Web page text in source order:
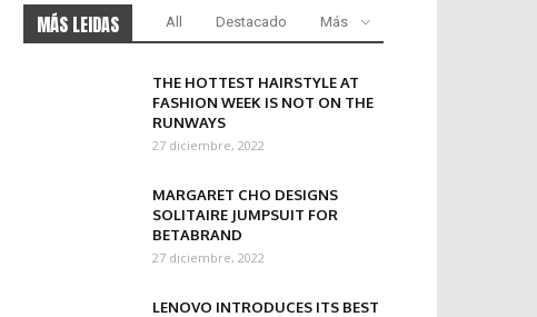
MÁS LEIDAS All Destacado Más
THE HOTTEST HAIRSTYLE AT
FASHION WEEK IS NOT ON THE
RUNWAYS
27 diciembre, 2022
MARGARET CHO DESIGNS
SOLITAIRE JUMPSUIT FOR
BETABRAND
27 diciembre, 2022
LENOVO INTRODUCES ITS BEST